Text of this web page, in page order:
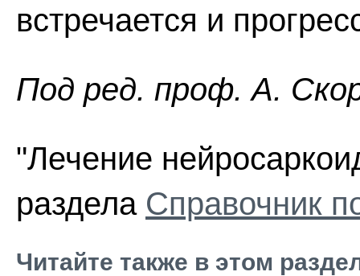
встречается и
Пoд peд. проф. А.
"Лечение
раздела Справочник
Читайте также в этом